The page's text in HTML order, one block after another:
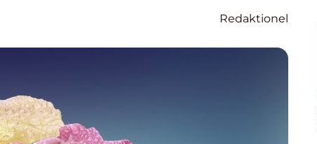
Redaktionel